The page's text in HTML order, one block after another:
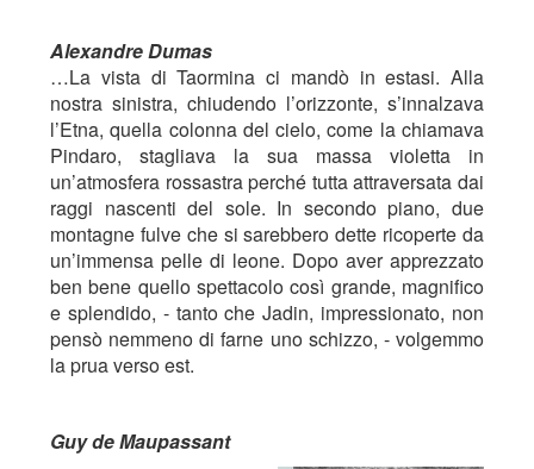
Alexandre Dumas
…La vista di Taormina ci mandò in estasi. Alla
nostra sinistra, chiudendo l’orizzonte, s’innalzava
l’Etna, quella colonna del cielo, come la chiamava
Pindaro, stagliava la sua massa violetta in
un’atmosfera rossastra perché tutta attraversata dai
raggi nascenti del sole. In secondo piano, due
montagne fulve che si sarebbero dette ricoperte da
un’immensa pelle di leone. Dopo aver apprezzato
ben bene quello spettacolo così grande, magnifico
e splendido, - tanto che Jadin, impressionato, non
pensò nemmeno di farne uno schizzo, - volgemmo
la prua verso est.
Guy de Maupassant